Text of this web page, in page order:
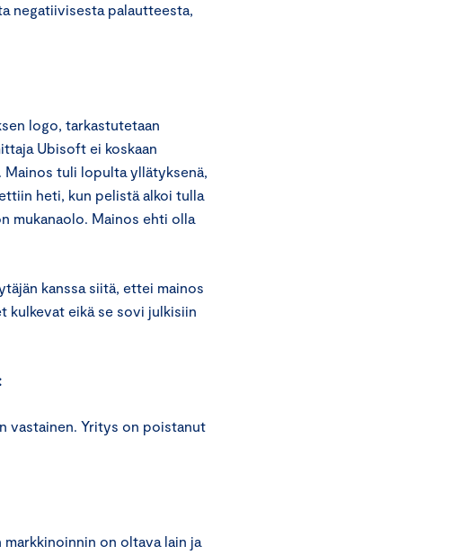
negatiivisesta palautteesta,
logo, tarkastutetaan
Ubisoft ei koskaan
tuli lopulta yllätyksenä,
heti, kun pelistä alkoi tulla
mukanaolo. Mainos ehti olla
kanssa siitä, ettei mainos
kulkevat eikä se sovi julkisiin
vastainen. Yritys on poistanut
markkinoinnin on oltava lain ja